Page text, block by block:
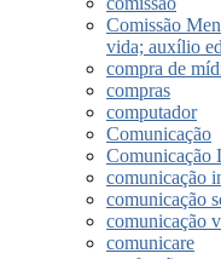
Comissão
vida; auxílio
compra de
compras
computador
Comunicação
Comunicação
comunicação
comunicação
comunicação
comunicare